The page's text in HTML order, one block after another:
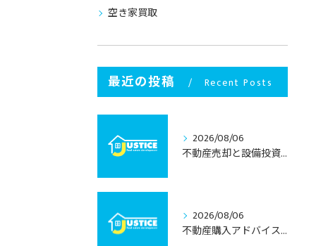
空き家買取
最近の投稿 Recent Posts
2026/08/06
不動産売却と設備投資で考える栃木県宇都宮市の資産価値と将来性
2026/08/06
不動産購入アドバイスで学ぶ栃木県宇都宮市の中古住宅選びと失敗しない進め方